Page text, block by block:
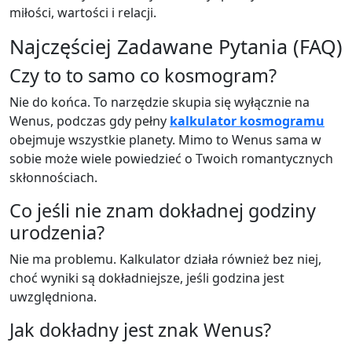
miłości, wartości i relacji.
Najczęściej Zadawane Pytania (FAQ)
Czy to to samo co kosmogram?
Nie do końca. To narzędzie skupia się wyłącznie na
Wenus, podczas gdy pełny kalkulator kosmogramu
obejmuje wszystkie planety. Mimo to Wenus sama w
sobie może wiele powiedzieć o Twoich romantycznych
skłonnościach.
Co jeśli nie znam dokładnej godziny
urodzenia?
Nie ma problemu. Kalkulator działa również bez niej,
choć wyniki są dokładniejsze, jeśli godzina jest
uwzględniona.
Jak dokładny jest znak Wenus?